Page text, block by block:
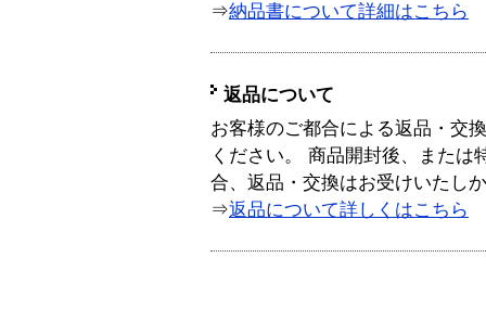
⇒納品書について詳細はこちら
返品について
お客様のご都合による返品・交
ください。 商品開封後、または
合、返品・交換はお受けいたし
⇒返品について詳しくはこちら